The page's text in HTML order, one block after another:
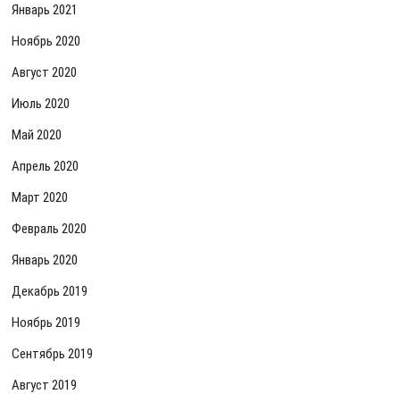
Январь 2021
Ноябрь 2020
Август 2020
Июль 2020
Май 2020
Апрель 2020
Март 2020
Февраль 2020
Январь 2020
Декабрь 2019
Ноябрь 2019
Сентябрь 2019
Август 2019